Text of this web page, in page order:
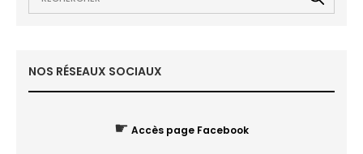
NOS RÉSEAUX SOCIAUX
☛ Accès page Facebook